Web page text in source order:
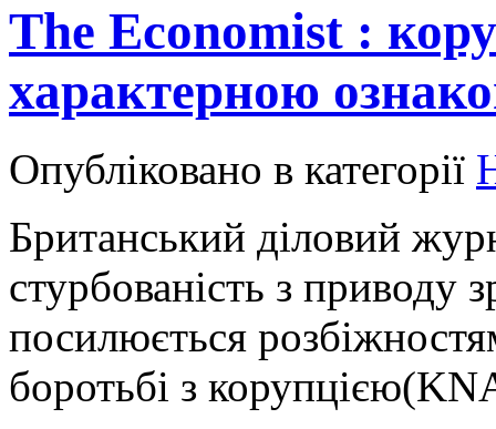
The Economist :
характерною
Опубліковано в категорії
Британський діловий
стурбованість з приводу
посилюється
боротьбі з